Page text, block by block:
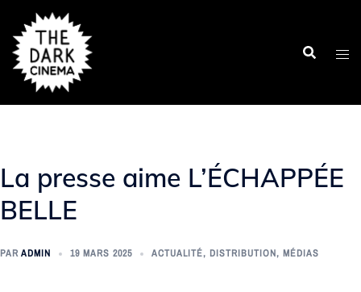
contenu
La presse aime L’ÉCHAPPÉE
BELLE
PARADMIN 19 MARS 2025 ACTUALITÉ, DISTRIBUTION, MÉDIAS